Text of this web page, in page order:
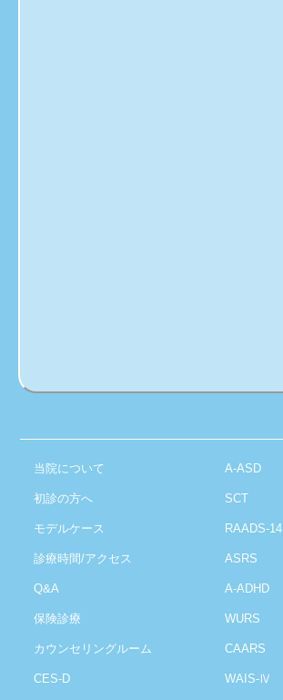
当院について
初診の方へ
モデルケース
診療時間/アクセス
Q&A
保険診療
カウンセリングルーム
CES-D
A-ASD
SCT
RAADS-14
ASRS
A-ADHD
WURS
CAARS
WAIS-Ⅳ